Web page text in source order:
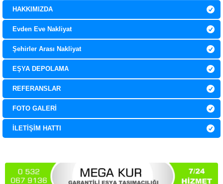
HAKKIMIZDA
Evden Eve Nakliyat
Şehirler Arası Nakliyat
EŞYA DEPOLAMA
REFERANSLAR
FOTO GALERİ
İLETİŞİM HATTI